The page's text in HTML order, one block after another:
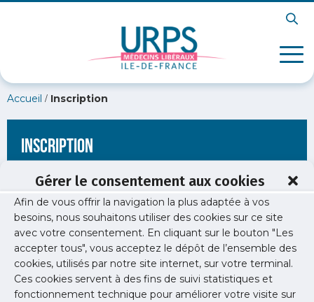
Gérer le consentement aux cookies
Afin de vous offrir la navigation la plus adaptée à vos
besoins, nous souhaitons utiliser des cookies sur ce site
avec votre consentement. En cliquant sur le bouton "Les
accepter tous", vous acceptez le dépôt de l’ensemble des
cookies, utilisés par notre site internet, sur votre terminal.
Ces cookies servent à des fins de suivi statistiques et
fonctionnement technique pour améliorer votre visite sur
Accueil / Inscription
Inscription
[wppb-register form_name="inscription"
redirect_url="https://www.urps-med-idf.org/les-
specialites/endocrinologue/endocrinologie/"]